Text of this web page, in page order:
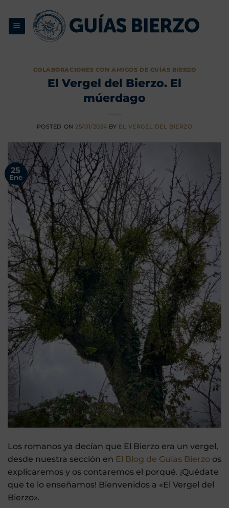
contenido
COLABORACIONES CON AMIGOS DE GUÍAS BIERZO
El Vergel del Bierzo. El
múerdago
POSTED ON25/01/2024 BY EL VERGEL DEL BIERZO
25
Ene
Los romanos ya decían que El Bierzo era un vergel,
desde nuestra sección en El Blog de Guías Bierzo os
explicaremos y os contaremos el porqué. ¡Quédate
que te lo enseñamos! Bienvenidos a «El Vergel del
Bierzo».